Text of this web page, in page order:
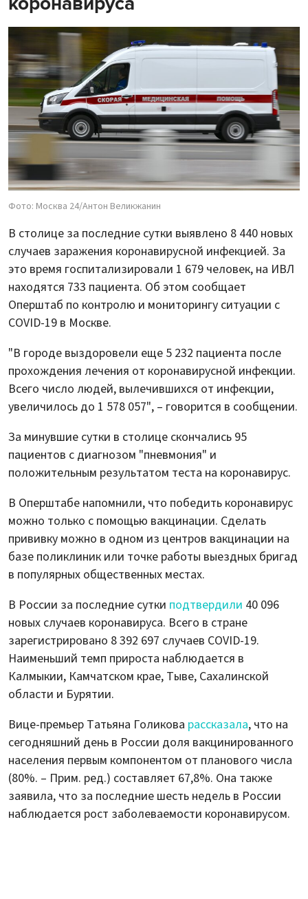
Фото: Москва 24/Антон Великжанин
В столице за последние сутки выявлено 8 440 новых
случаев заражения коронавирусной инфекцией. За
это время госпитализировали 1 679 человек, на ИВЛ
находятся 733 пациента. Об этом сообщает
Оперштаб по контролю и мониторингу ситуации с
COVID-19 в Москве.
"В городе выздоровели еще 5 232 пациента после
прохождения лечения от коронавирусной инфекции.
Всего число людей, вылечившихся от инфекции,
увеличилось до 1 578 057", – говорится в сообщении.
За минувшие сутки в столице скончались 95
пациентов с диагнозом "пневмония" и
положительным результатом теста на коронавирус.
В Оперштабе напомнили, что победить коронавирус
можно только с помощью вакцинации. Сделать
прививку можно в одном из центров вакцинации на
базе поликлиник или точке работы выездных бригад
в популярных общественных местах.
В России за последние сутки подтвердили 40 096
новых случаев коронавируса. Всего в стране
зарегистрировано 8 392 697 случаев COVID-19.
Наименьший темп прироста наблюдается в
Калмыкии, Камчатском крае, Тыве, Сахалинской
области и Бурятии.
Вице-премьер Татьяна Голикова рассказала, что на
сегодняшний день в России доля вакцинированного
населения первым компонентом от планового числа
(80%. – Прим. ред.) составляет 67,8%. Она также
заявила, что за последние шесть недель в России
наблюдается рост заболеваемости коронавирусом.